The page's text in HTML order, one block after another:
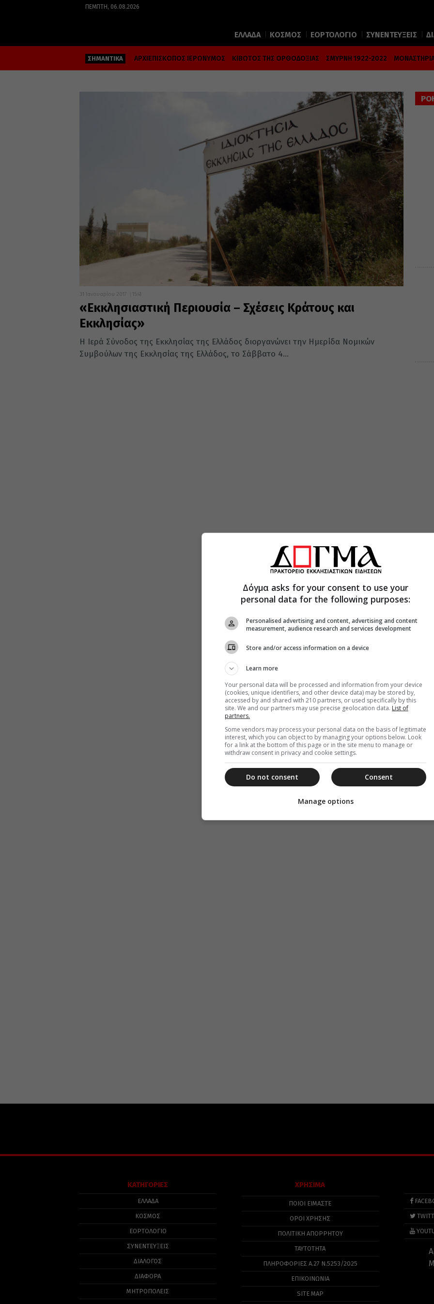
ΠΈΜΠΤΗ, 06.08.2026
ΕΛΛΑΔΑ ΚΟΣΜΟΣ ΕΟΡΤΟΛΟΓΙΟ ΣΥΝΕΝΤΕΥΞΕΙΣ
ΣΗΜΑΝΤΙΚΑ ΑΡΧΙΕΠΙΣΚΟΠΟΣ ΙΕΡΩΝΥΜΟΣ ΚΙΒΩΤΟΣ ΤΗΣ ΟΡΘΟΔΟΞΙΑΣ ΣΜΥΡΝΗ 1922-2022
31 Ιανουαρίου 2017 15:41
«Εκκλησιαστική Περιουσία – Σχέσεις Κράτους και
Εκκλησίας»
Η Ιερά Σύνοδος της Εκκλησίας της Ελλάδος διοργανώνει την Ημερίδα Νομικών
Συμβούλων της Εκκλησίας της Ελλάδος, το Σάββατο 4...
ΚΑΤΗΓΟΡΙΕΣ
ΕΛΛΑΔΑ
ΚΟΣΜΟΣ
ΕΟΡΤΟΛΟΓΙΟ
ΣΥΝΕΝΤΕΥΞΕΙΣ
ΔΙΑΛΟΓΟΣ
ΔΙΑΦΟΡΑ
ΜΗΤΡΟΠΟΛΕΙΣ
ΧΡΗΣΙΜΑ
ΠΟΙΟΙ ΕΙΜΑΣΤΕ
ΟΡΟΙ ΧΡΗΣΗΣ
ΠΟΛΙΤΙΚΉ ΑΠΟΡΡΉΤΟΥ
ΤΑΥΤΟΤΗΤΑ
ΠΛΗΡΟΦΟΡΊΕΣ Α.27 Ν.5253/2025
ΕΠΙΚΟΙΝΩΝΙΑ
SITE MAP
Δόγμα asks for your consent to use your
personal data for the following purposes:
Personalised advertising and content, advertising and content
measurement, audience research and services development
Store and/or access information on a device
Learn more
Your personal data will be processed and information from your device
(cookies, unique identifiers, and other device data) may be stored by,
accessed by and shared with 210 partners, or used specifically by this
site. We and our partners may use precise geolocation data. List of
partners.
Some vendors may process your personal data on the basis of legitimate
interest, which you can object to by managing your options below. Look
for a link at the bottom of this page or in the site menu to manage or
withdraw consent in privacy and cookie settings.
Consent
Do not consent
Manage options